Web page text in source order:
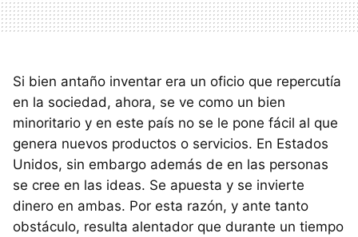
Si bien antaño inventar era un oficio que repercutía
en la sociedad, ahora, se ve como un bien
minoritario y en este país no se le pone fácil al que
genera nuevos productos o servicios. En Estados
Unidos, sin embargo además de en las personas
se cree en las ideas. Se apuesta y se invierte
dinero en ambas. Por esta razón, y ante tanto
obstáculo, resulta alentador que durante un tiempo